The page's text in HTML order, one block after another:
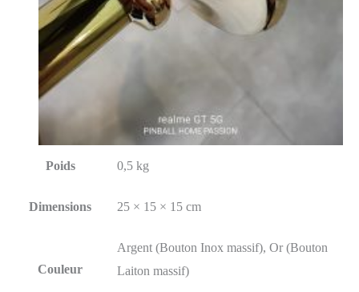
Poids 0,5 kg
Dimensions 25 × 15 × 15 cm
Couleur
Argent (Bouton Inox massif), Or (Bouton
Laiton massif)